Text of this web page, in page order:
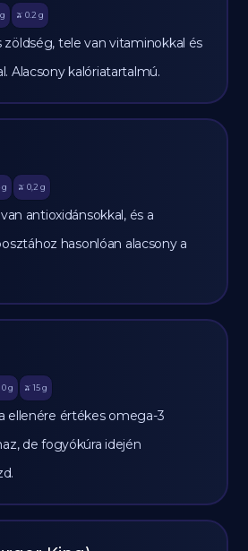
g 🫒 0.2 g
tele van vitaminokkal és
Alacsony kalóriatartalmú.
g 🫒 0,2 g
antioxidánsokkal, és a
hasonlóan alacsony a
0g 🫒 15 g
ellenére értékes omega-3
de fogyókúra idején